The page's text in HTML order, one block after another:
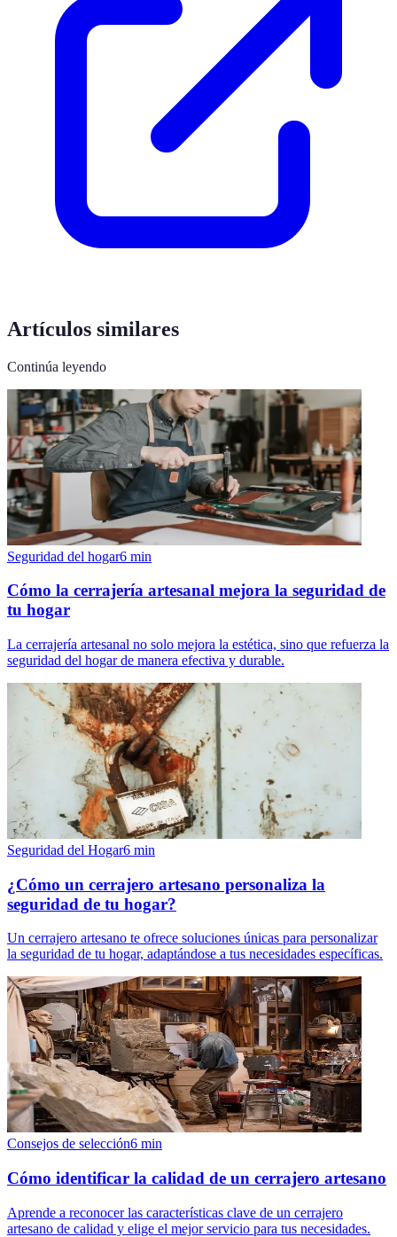
Artículos similares
Continúa leyendo
Seguridad del hogar6 min
Cómo la cerrajería artesanal mejora la seguridad de
tu hogar
La cerrajería artesanal no solo mejora la estética, sino que refuerza la
seguridad del hogar de manera efectiva y durable.
Seguridad del Hogar6 min
¿Cómo un cerrajero artesano personaliza la
seguridad de tu hogar?
Un cerrajero artesano te ofrece soluciones únicas para personalizar
la seguridad de tu hogar, adaptándose a tus necesidades específicas.
Consejos de selección6 min
Cómo identificar la calidad de un cerrajero artesano
Aprende a reconocer las características clave de un cerrajero
artesano de calidad y elige el mejor servicio para tus necesidades.